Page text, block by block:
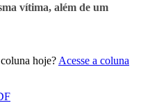
vítima, além de um
hoje? Acesse a coluna